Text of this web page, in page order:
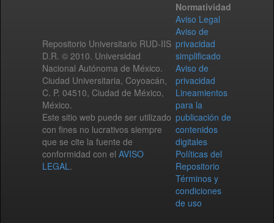
Repositorio Universitario RUD-IIS
D.R. © 2010. Universidad
Nacional Autónoma de México.
Ciudad Universitaria, Coyoacán,
C. P. 04510, Ciudad de México,
México.
Este sitio web puede ser utilizado
con fines no lucrativos siempre
que se cite la fuente de
conformidad con el AVISO
LEGAL.
Normatividad
Aviso Legal
Aviso de
privacidad
simplificado
Aviso de
privacidad
Lineamientos
para la
publicación de
contenidos
digitales
Políticas del
Repositorio
Términos y
condiciones
de uso